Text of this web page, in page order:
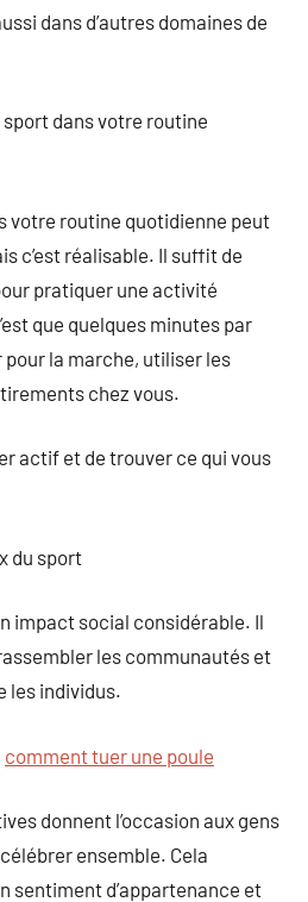
dans d’autres domaines de
dans votre routine
votre routine quotidienne peut
c’est réalisable. Il suffit de
pratiquer une activité
que quelques minutes par
pour la marche, utiliser les
chez vous.
actif et de trouver ce qui vous
du sport
impact social considérable. Il
les communautés et
les individus.
comment tuer une poule
donnent l’occasion aux gens
ensemble. Cela
sentiment d’appartenance et